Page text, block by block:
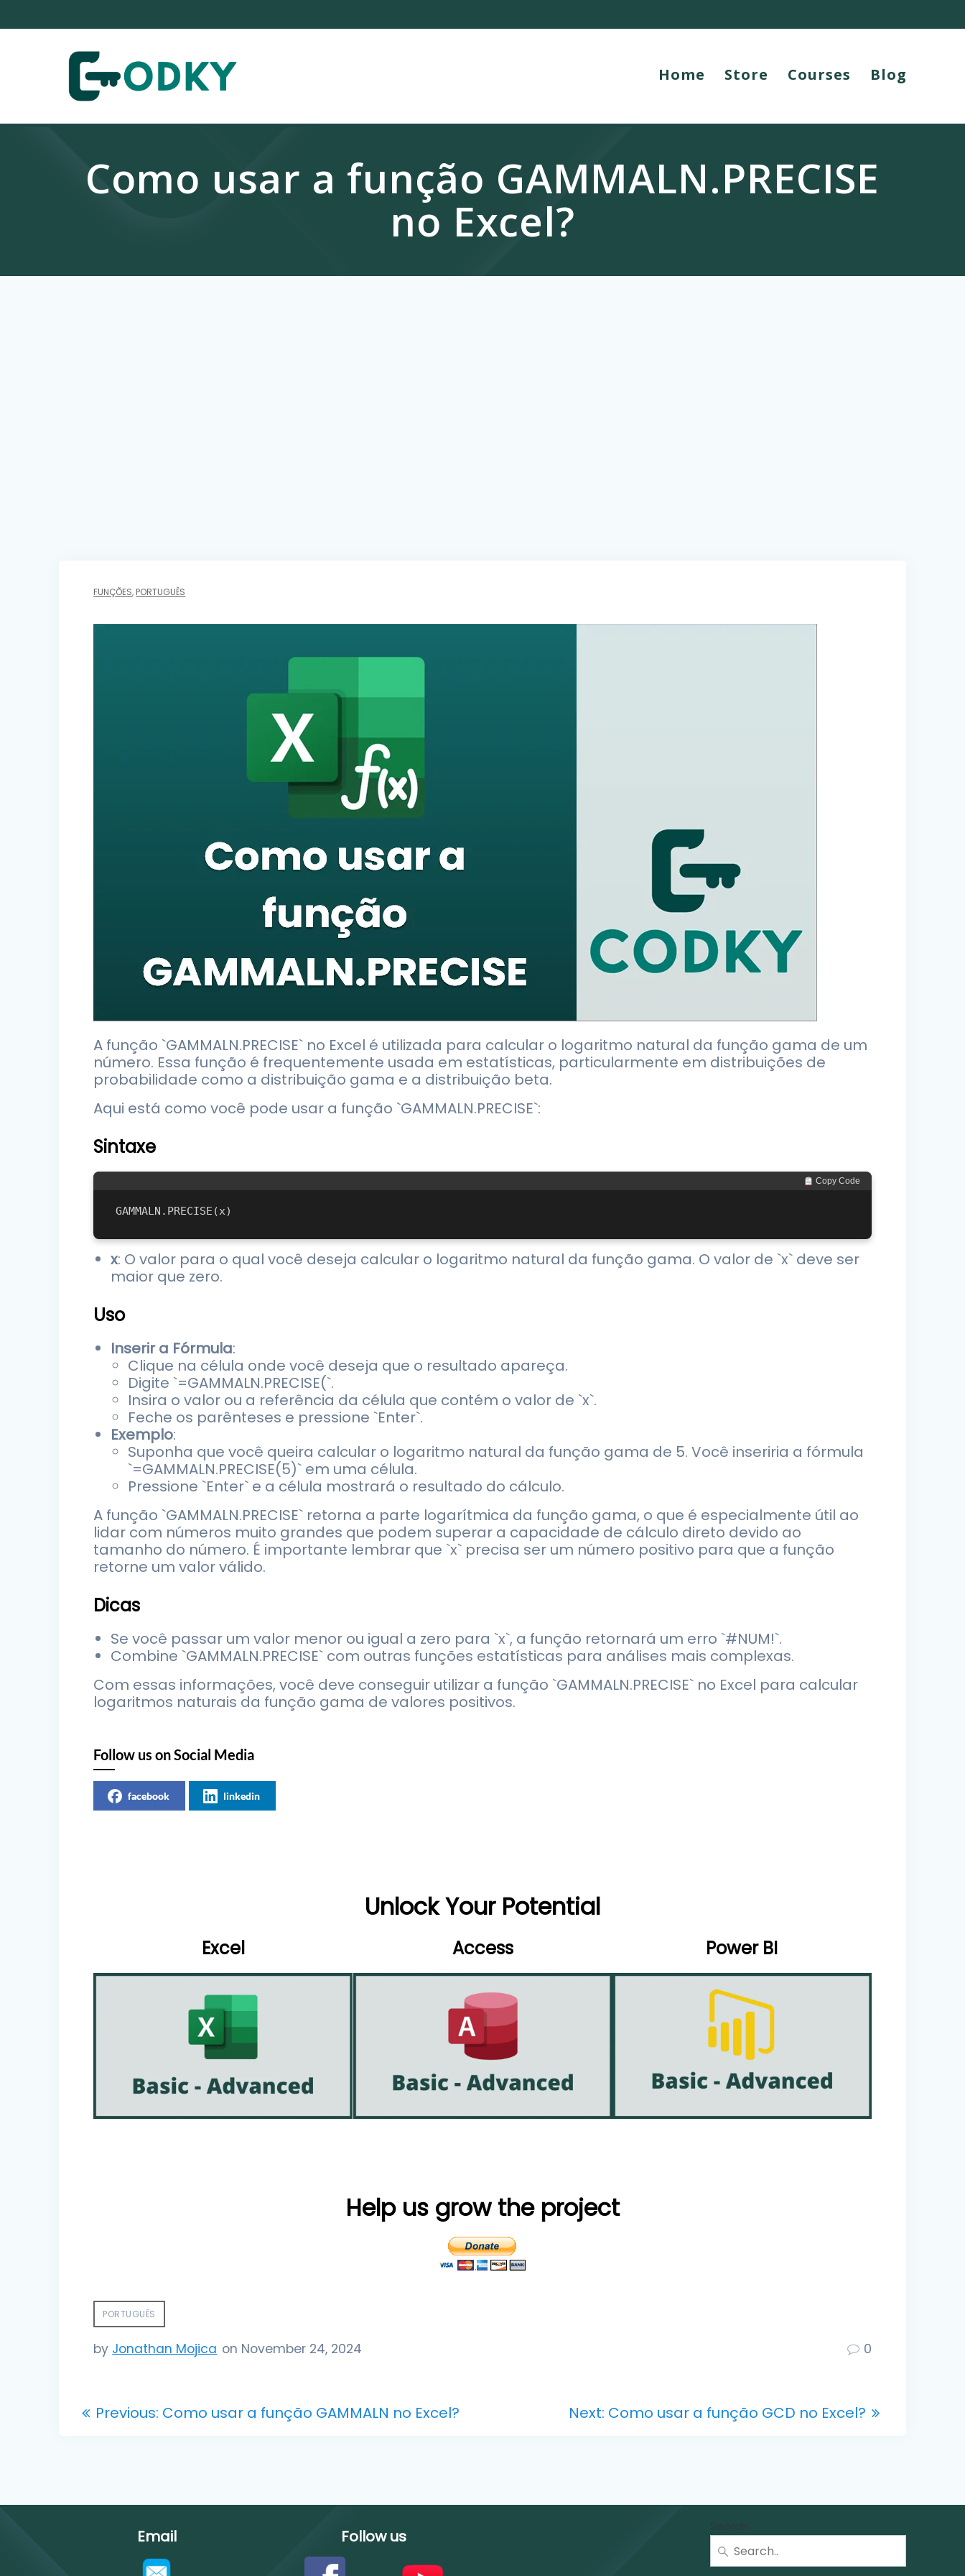
to
Home Store Courses Blog
Como usar a função GAMMALN.PRECISE
no Excel?
FUNÇÕES, PORTUGUÊS
A função `GAMMALN.PRECISE` no Excel é utilizada para calcular o logaritmo natural da função gama de um
número. Essa função é frequentemente usada em estatísticas, particularmente em distribuições de
probabilidade como a distribuição gama e a distribuição beta.
Aqui está como você pode usar a função `GAMMALN.PRECISE`:
Sintaxe
Copy Code
x: O valor para o qual você deseja calcular o logaritmo natural da função gama. O valor de `x` deve ser
maior que zero.
Uso
Inserir a Fórmula:
Clique na célula onde você deseja que o resultado apareça.
Digite `=GAMMALN.PRECISE(`.
Insira o valor ou a referência da célula que contém o valor de `x`.
Feche os parênteses e pressione `Enter`.
Exemplo:
Suponha que você queira calcular o logaritmo natural da função gama de 5. Você inseriria a fórmula
`=GAMMALN.PRECISE(5)` em uma célula.
Pressione `Enter` e a célula mostrará o resultado do cálculo.
A função `GAMMALN.PRECISE` retorna a parte logarítmica da função gama, o que é especialmente útil ao
lidar com números muito grandes que podem superar a capacidade de cálculo direto devido ao
tamanho do número. É importante lembrar que `x` precisa ser um número positivo para que a função
retorne um valor válido.
Dicas
Se você passar um valor menor ou igual a zero para `x`, a função retornará um erro `#NUM!`.
Combine `GAMMALN.PRECISE` com outras funções estatísticas para análises mais complexas.
Com essas informações, você deve conseguir utilizar a função `GAMMALN.PRECISE` no Excel para calcular
logaritmos naturais da função gama de valores positivos.
Follow us on Social Media
facebook linkedin
Unlock Your Potential
Excel Access Power BI
Help us grow the project
PORTUGUÊS
by Jonathan Mojica on November 24, 2024 0
PostPrevious: Previous
Como usar a função GAMMALN no Excel? Next: Next
Como usar a função GCD no Excel?
Email Follow us